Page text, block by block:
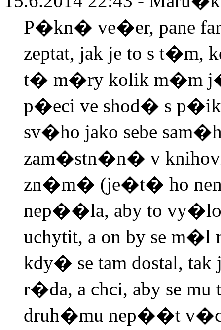
P�kn� ve�er, pane
zeptat, jak je to s
t� m�ry kolik m�m
p�eci ve shod� s
sv�ho jako sebe
zam�stn�n� v
zn�m� (je�t� ho
nep��la, aby to
uchytit, a on by se
kdy� se tam dostal, tak
r�da, a chci, aby se
druh�mu nep��t